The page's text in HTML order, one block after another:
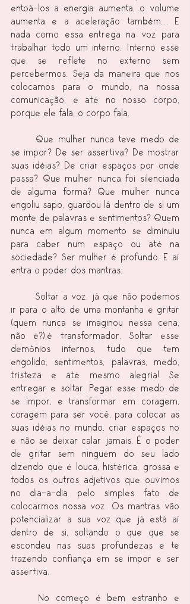
entoá-los a energia aumenta, o volume
aumenta e a aceleração também… E
nada como essa entrega na voz para
trabalhar todo um interno. Interno esse
que se reflete no externo sem
percebermos. Seja da maneira que nos
colocamos para o mundo, na nossa
comunicação, e até no nosso corpo,
porque ele fala, o corpo fala.
se impor? De ser assertiva? De mostrar
suas idéias? De criar espaços por onde
passa? Que mulher nunca foi silenciada
de alguma forma? Que mulher nunca
engoliu sapo, guardou lá dentro de si um
monte de palavras e sentimentos? Quem
nunca em algum momento se diminuiu
para caber num espaço ou até na
sociedade? Ser mulher é profundo. E aí
entra o poder dos mantras.
ir para o alto de uma montanha e gritar
(quem nunca se imaginou nessa cena,
não é?),é transformador. Soltar esse
demônios internos, tudo que tem
engolido, sentimentos, palavras, medo,
tristeza e até mesmo alegria! Se
entregar e soltar. Pegar esse medo de
se impor, e transformar em coragem,
coragem para ser você, para colocar as
suas idéias no mundo, criar espaços no
e não se deixar calar jamais. É o poder
de gritar sem ninguém do seu lado
dizendo que é louca, histérica, grossa e
todos os outros adjetivos que ouvimos
no dia-a-dia pelo simples fato de
colocarmos nossa voz. Os mantras vão
potencializar a sua voz que já está aí
dentro de si, soltando o que que se
escondeu nas suas profundezas e te
trazendo confiança em se impor e ser
assertiva.